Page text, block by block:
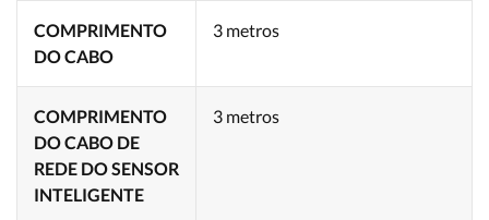
COMPRIMENTO
DO CABO
3 metros
COMPRIMENTO
DO CABO DE
REDE DO SENSOR
INTELIGENTE
3 metros